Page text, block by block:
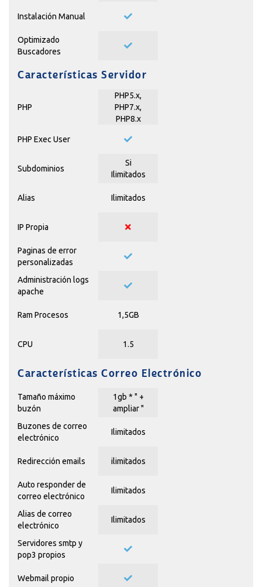
Instalación Manual
Optimizado
Buscadores
Características Servidor
PHP
PHP5.x,
PHP7.x,
PHP8.x
PHP Exec User
Subdominios
Si
Ilimitados
Alias Ilimitados
IP Propia
Paginas de error
personalizadas
Administración logs
apache
Ram Procesos 1,5GB
CPU 1.5
Características Correo Electrónico
Tamaño máximo
buzón
1gb * " +
ampliar"
Buzones de correo
electrónico
Ilimitados
Redirección emails ilimitados
Auto responder de
correo electrónico
Ilimitados
Alias de correo
electrónico
Ilimitados
Servidores smtp y
pop3 propios
Webmail propio